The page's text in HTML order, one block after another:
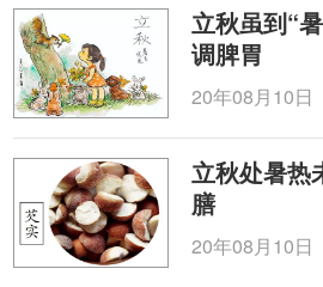
咨询电话：
010-87876186
立秋虽到“
调脾胃
20年08月10日
立秋处暑热
膳
20年08月10日